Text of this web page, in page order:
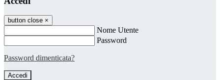
button close ×
Nome Utente
Password
Password dimenticata?